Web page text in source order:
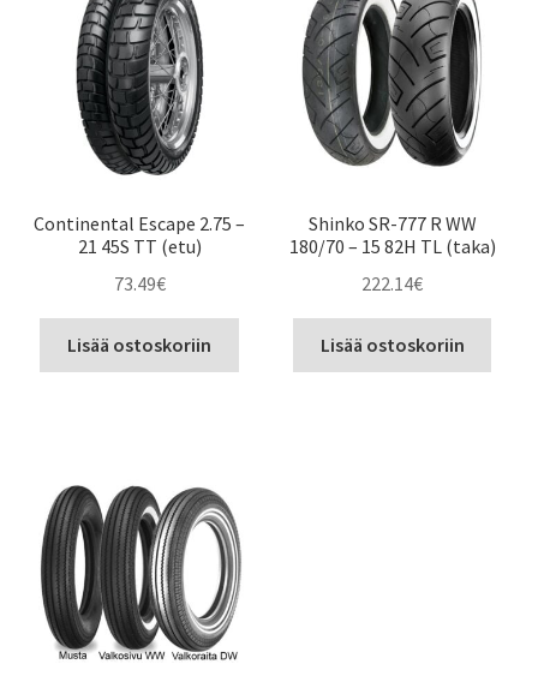
Continental Escape 2.75 –
21 45S TT (etu)
73.49€
Lisää ostoskoriin
Shinko SR-777 R WW
180/70 – 15 82H TL (taka)
222.14€
Lisää ostoskoriin